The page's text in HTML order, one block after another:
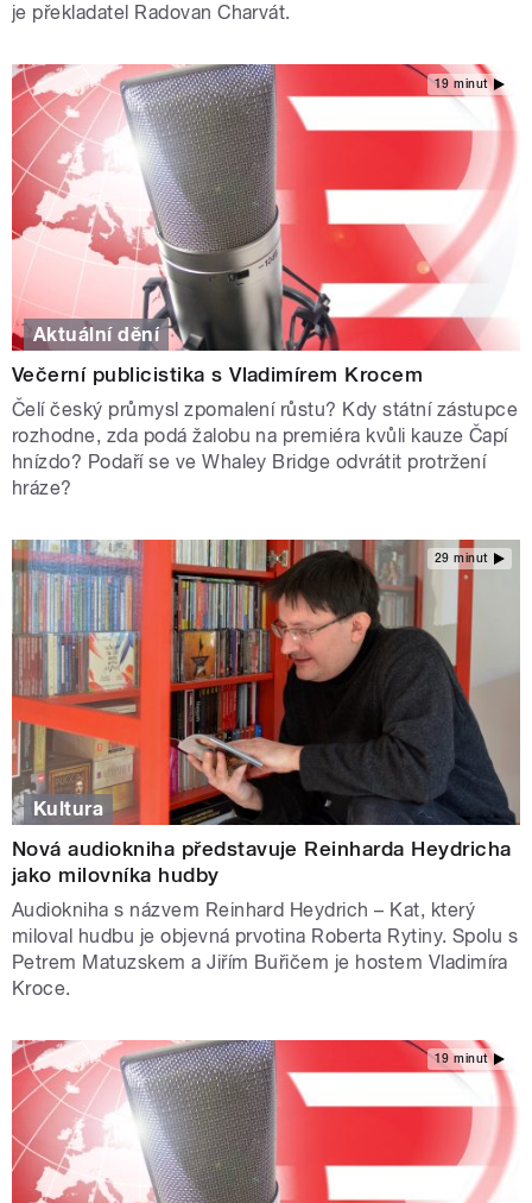
je překladatel Radovan Charvát.
19 minut
Aktuální dění
Večerní publicistika s Vladimírem Krocem
Čelí český průmysl zpomalení růstu? Kdy státní zástupce
rozhodne, zda podá žalobu na premiéra kvůli kauze Čapí
hnízdo? Podaří se ve Whaley Bridge odvrátit protržení
hráze?
29 minut
Kultura
Nová audiokniha představuje Reinharda Heydricha
jako milovníka hudby
Audiokniha s názvem Reinhard Heydrich – Kat, který
miloval hudbu je objevná prvotina Roberta Rytiny. Spolu s
Petrem Matuzskem a Jiřím Buřičem je hostem Vladimíra
Kroce.
19 minut